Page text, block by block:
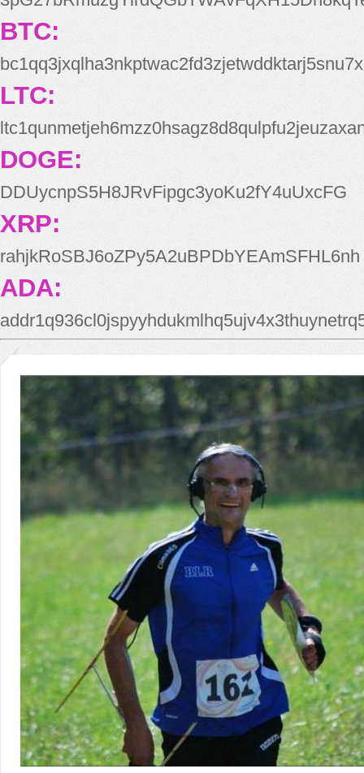
BTC:
bc1qq3jxqlha3nkptwac2fd3zjetwddktarj5snu7x
LTC:
DOGE:
DDUycnpS5H8JRvFipgc3yoKu2fY4uUxcFG
XRP:
rahjkRoSBJ6oZPy5A2uBPDbYEAmSFHL6nh
ADA: